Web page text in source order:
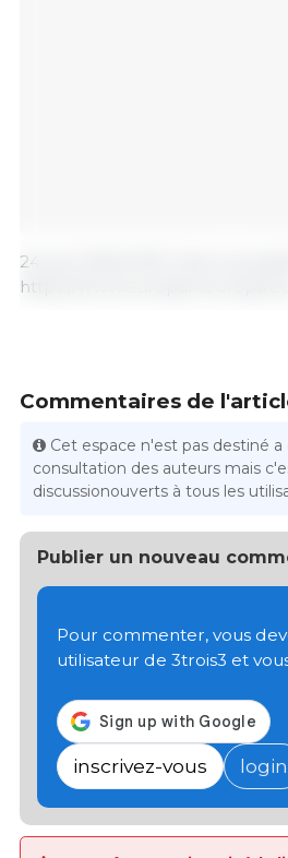
24 avril 2024/ PE/ Union
https://www.europarl.europa.eu/
Commentaires de
Cet espace n'est pas destiné
consultation des auteurs mais
discussionouverts à tous les
Publier un nouveau
Pour commenter, vous
utilisateur de 3trois3 et
inscrivez-vous login